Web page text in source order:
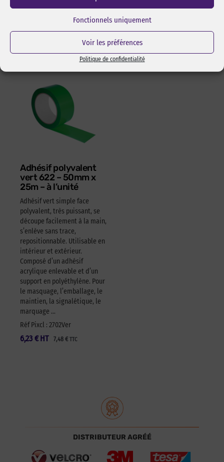
Fonctionnels uniquement
Voir les préférences
Politique de confidentialité
l’assemblage pas collage ou
Réf Pixcl : ALISPIXSPR005
Réf Pixcl : OLFA175SK4
15,05€HT
Adhésif polyvalent
vert 622 – 50mm x
25m – à l’unité
Adhésif vert simple face
polyvalent, très puissant, se
découpe facilement à la main,
s’enlève sans trace,
repositionnable. Utilisable en
intérieur et extérieur.
Composé d’un adhésif
acrylique enlevable et d’un
support en polyéthylène. Pour
le masquage, l’emballage, le
maintien, la signalétique, le
marquage …
Réf Pixcl : 2702Ver
6,23 € 7,48 € TTC
HT
DISTRIBUTEUR AGRÉÉ